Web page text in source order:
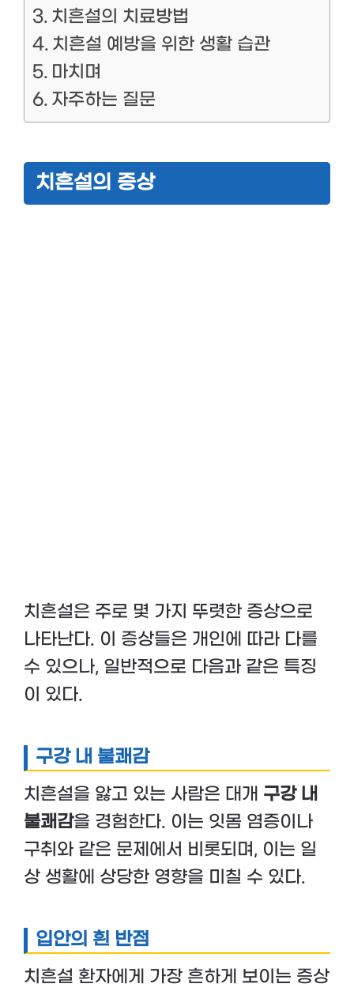
치흔설의 치료방법
치흔설 예방을 위한 생활 습관
마치며
자주하는 질문
치흔설의 증상
치흔설은 주로 몇 가지 뚜렷한 증상으로
나타난다. 이 증상들은 개인에 따라 다를
수 있으나, 일반적으로 다음과 같은 특징
이 있다.
구강 내 불쾌감
치흔설을 앓고 있는 사람은 대개 구강 내
불쾌감을 경험한다. 이는 잇몸 염증이나
구취와 같은 문제에서 비롯되며, 이는 일
상 생활에 상당한 영향을 미칠 수 있다.
입안의 흰 반점
치흔설 환자에게 가장 흔하게 보이는 증상